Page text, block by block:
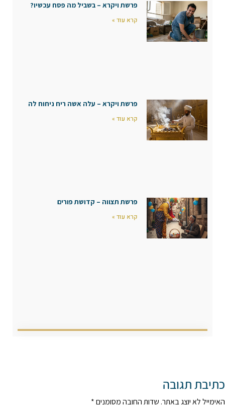
פרשת ויקרא – בשביל מה פסח עכשיו?
קרא עוד »
פרשת ויקרא – עלה אשה ריח ניחוח לה
קרא עוד »
פרשת תצווה – קדושת פורים
קרא עוד »
כתיבת תגובה
האימייל לא יוצג באתר. שדות החובה מסומנים*